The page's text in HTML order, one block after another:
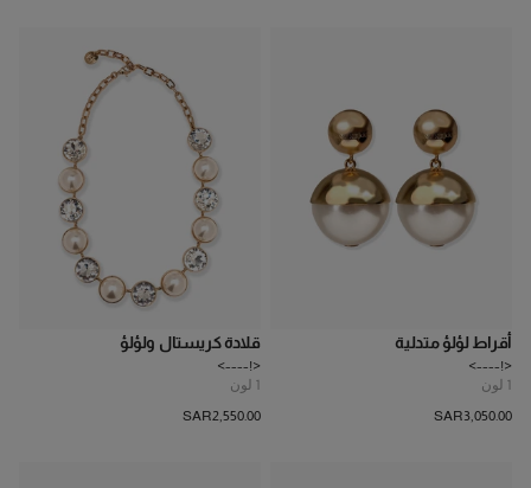
أقراط لؤلؤ متدلية
<!---->
1 لون
SAR‌3,050.00
قلادة كريستال ولؤلؤ
<!---->
1 لون
SAR‌2,550.00